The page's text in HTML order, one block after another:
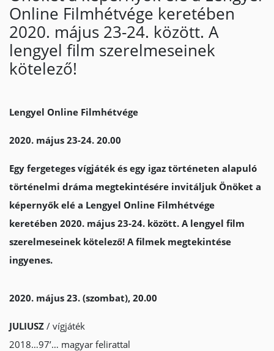
Online Filmhétvége keretében
2020. május 23-24. között. A
lengyel film szerelmeseinek
kötelező!
Lengyel Online Filmhétvége
2020. május 23-24. 20.00
Egy fergeteges vígjáték és egy igaz történeten alapuló
történelmi dráma megtekintésére invitáljuk Önöket a
képernyők elé a Lengyel Online Filmhétvége
keretében 2020. május 23-24. között. A lengyel film
szerelmeseinek kötelező! A filmek megtekintése
ingyenes.
2020. május 23. (szombat), 20.00
JULIUSZ / vígjáték
2018…97’… magyar felirattal